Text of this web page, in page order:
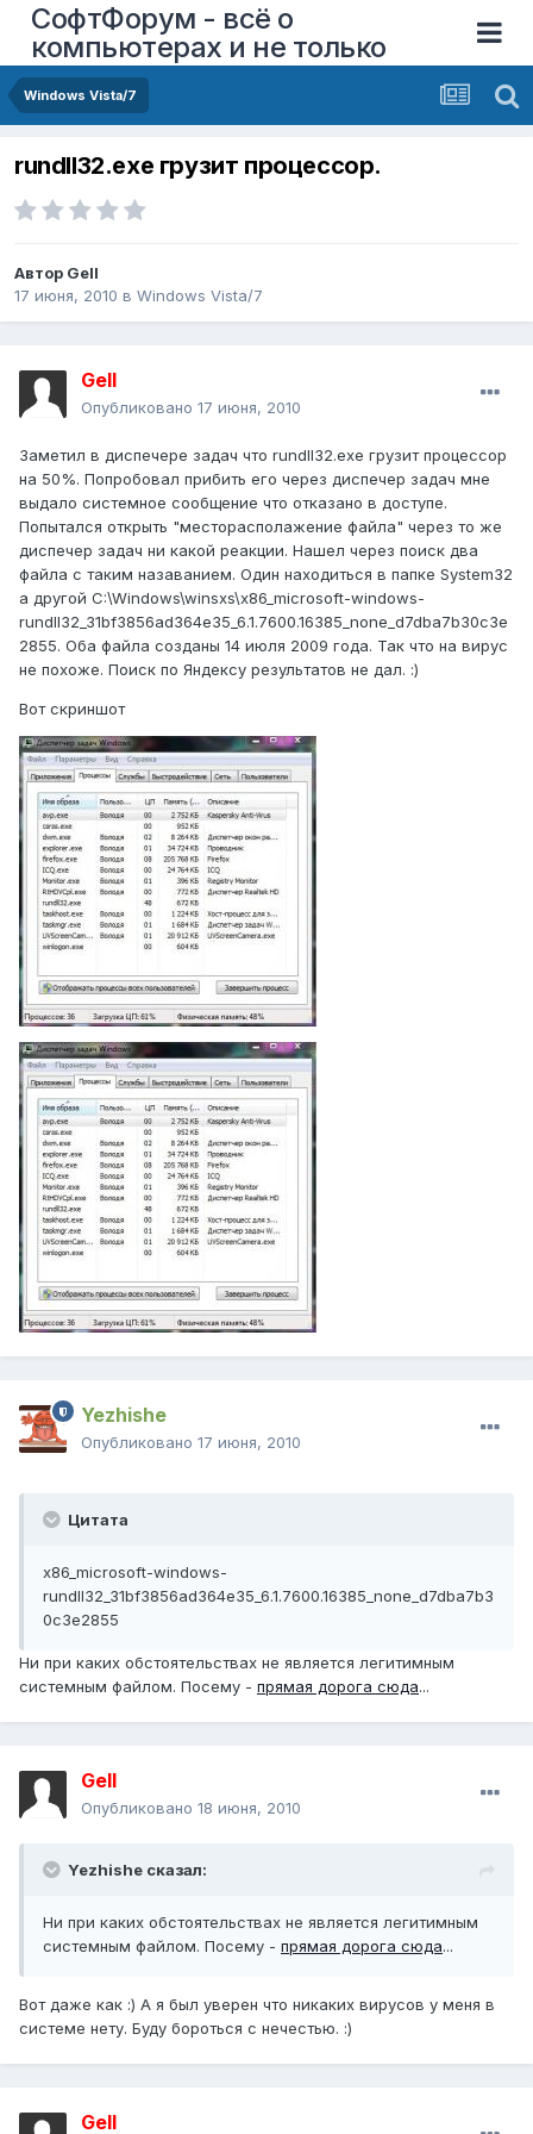
СофтФорум - всё о
компьютерах и не только
Windows Vista/7
rundll32.exe грузит процессор.
Автор Gell
17 июня, 2010 в Windows Vista/7
Gell
Опубликовано 17 июня, 2010
Заметил в диспечере задач что rundll32.exe грузит процессор
на 50%. Попробовал прибить его через диспечер задач мне
выдало системное сообщение что отказано в доступе.
Попытался открыть "месторасполажение файла" через то же
диспечер задач ни какой реакции. Нашел через поиск два
файла с таким назаванием. Один находиться в папке System32
а другой C:\Windows\winsxs\x86_microsoft-windows-
rundll32_31bf3856ad364e35_6.1.7600.16385_none_d7dba7b30c3e
2855. Оба файла созданы 14 июля 2009 года. Так что на вирус
не похоже. Поиск по Яндексу результатов не дал. :)
Вот скриншот
Yezhishe
Опубликовано 17 июня, 2010
Цитата
x86_microsoft-windows-
rundll32_31bf3856ad364e35_6.1.7600.16385_none_d7dba7b3
0c3e2855
Ни при каких обстоятельствах не является легитимным
системным файлом. Посему - прямая дорога сюда...
Gell
Опубликовано 18 июня, 2010
Yezhishe сказал:
Ни при каких обстоятельствах не является легитимным
системным файлом. Посему - прямая дорога сюда...
Вот даже как :) А я был уверен что никаких вирусов у меня в
системе нету. Буду бороться с нечестью. :)
Gell